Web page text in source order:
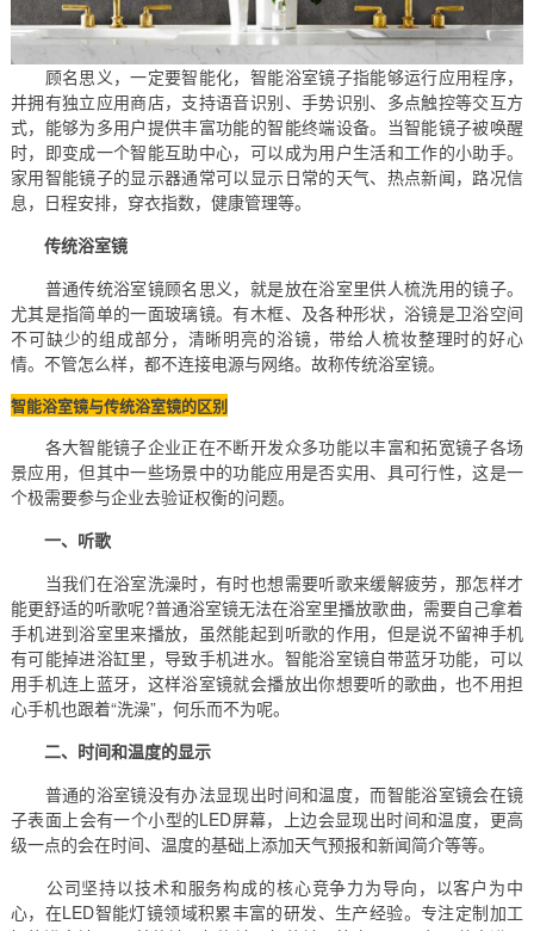
顾名思义，一定要智能化，智能浴室镜子指能够运行应用程序，
并拥有独立应用商店，支持语音识别、手势识别、多点触控等交互方
式，能够为多用户提供丰富功能的智能终端设备。当智能镜子被唤醒
时，即变成一个智能互助中心，可以成为用户生活和工作的小助手。
家用智能镜子的显示器通常可以显示日常的天气、热点新闻，路况信
息，日程安排，穿衣指数，健康管理等。
传统浴室镜
普通传统浴室镜顾名思义，就是放在浴室里供人梳洗用的镜子。
尤其是指简单的一面玻璃镜。有木框、及各种形状，浴镜是卫浴空间
不可缺少的组成部分，清晰明亮的浴镜，带给人梳妆整理时的好心
情。不管怎么样，都不连接电源与网络。故称传统浴室镜。
智能浴室镜与传统浴室镜的区别
各大智能镜子企业正在不断开发众多功能以丰富和拓宽镜子各场
景应用，但其中一些场景中的功能应用是否实用、具可行性，这是一
个极需要参与企业去验证权衡的问题。
一、听歌
当我们在浴室洗澡时，有时也想需要听歌来缓解疲劳，那怎样才
能更舒适的听歌呢?普通浴室镜无法在浴室里播放歌曲，需要自己拿着
手机进到浴室里来播放，虽然能起到听歌的作用，但是说不留神手机
有可能掉进浴缸里，导致手机进水。智能浴室镜自带蓝牙功能，可以
用手机连上蓝牙，这样浴室镜就会播放出你想要听的歌曲，也不用担
心手机也跟着“洗澡”，何乐而不为呢。
二、时间和温度的显示
普通的浴室镜没有办法显现出时间和温度，而智能浴室镜会在镜
子表面上会有一个小型的LED屏幕，上边会显现出时间和温度，更高
级一点的会在时间、温度的基础上添加天气预报和新闻简介等等。
公司坚持以技术和服务构成的核心竞争力为导向，以客户为中
心，在LED智能灯镜领域积累丰富的研发、生产经验。专注定制加工